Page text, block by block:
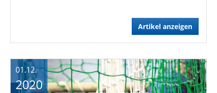
Artikel anzeigen
01.12.
2020